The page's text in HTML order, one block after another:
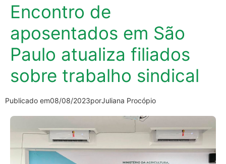
Encontro de
aposentados em São
Paulo atualiza filiados
sobre trabalho sindical
Publicado em08/08/2023porJuliana Procópio